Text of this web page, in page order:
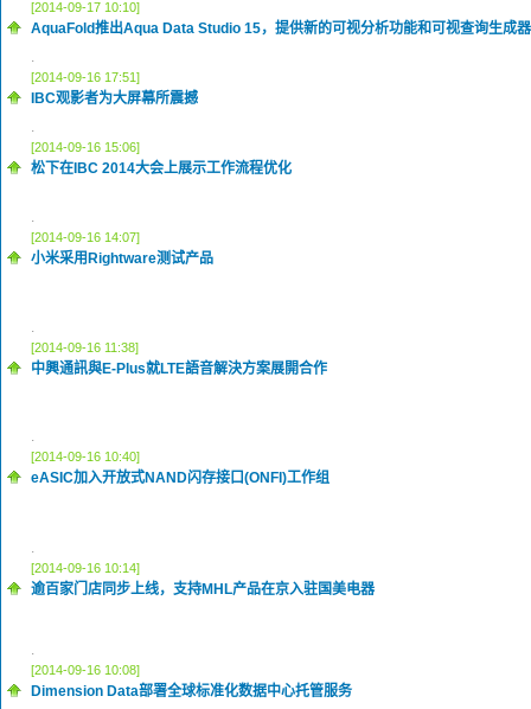
[2014-09-17 10:10]
AquaFold推出Aqua Data Studio 15，提供新的可视分析功能和可视查询生成器
.
[2014-09-16 17:51]
IBC观影者为大屏幕所震撼
.
[2014-09-16 15:06]
松下在IBC 2014大会上展示工作流程优化
.
[2014-09-16 14:07]
小米采用Rightware测试产品
.
[2014-09-16 11:38]
中興通訊與E-Plus就LTE語音解決方案展開合作
.
[2014-09-16 10:40]
eASIC加入开放式NAND闪存接口(ONFI)工作组
.
[2014-09-16 10:14]
逾百家门店同步上线，支持MHL产品在京入驻国美电器
.
[2014-09-16 10:08]
Dimension Data部署全球标准化数据中心托管服务